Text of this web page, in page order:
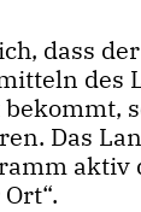
dass
des
Das
aktiv